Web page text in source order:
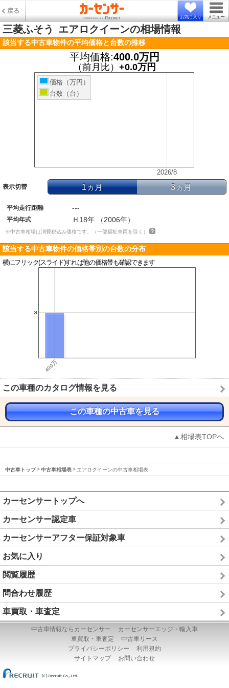
戻る
お気に入り メニュー
三菱ふそう エアロクイーンの相場情報
該当する中古車物件の平均価格と台数の推移
平均価格:400.0万円
（前月比） +0.0万円
2026/8
価格（万円）
台数（台）
表示切替 1ヵ月 3ヵ月
平均走行距離 ---
平均年式 Ｈ18年 （2006年）
※中古車相場は消費税込み価格です。（一部福祉車両を除く）
該当する中古車物件の価格帯別の台数の分布
横にフリック(スライド)すれば他の価格帯も確認できます
この車種のカタログ情報を見る
この車種の中古車を見る
▲相場表TOPへ
中古車トップ 中古車相場表 エアロクイーンの中古車相場表
カーセンサートップへ
カーセンサー認定車
カーセンサーアフター保証対象車
お気に入り
閲覧履歴
問合わせ履歴
車買取・車査定
中古車情報ならカーセンサー
カーセンサーエッジ・輸入車
車買取・車査定
中古車リース
プライバシーポリシー
利用規約
サイトマップ
お問い合わせ